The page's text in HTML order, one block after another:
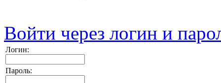
Войти через логин и
Логин:
Пароль: